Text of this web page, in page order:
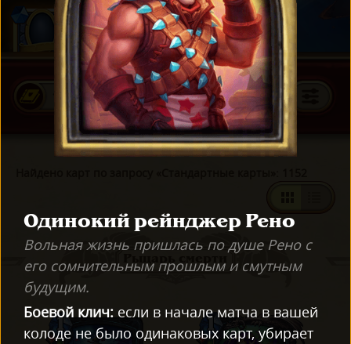
Рыцарь смерти
Одинокий рейнджер Рено
Вольная жизнь пришлась по душе Рено с
его сомнительным прошлым и смутным
будущим.
Боевой клич: если в начале матча в вашей
колоде не было одинаковых карт, убирает